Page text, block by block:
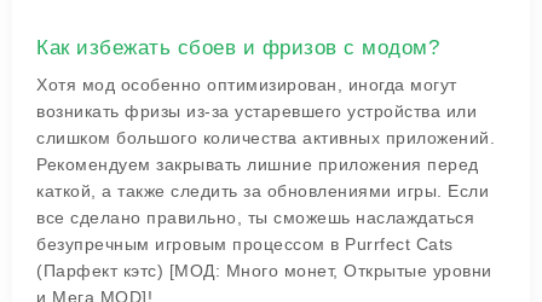
Как избежать сбоев и фризов с модом?
Хотя мод особенно оптимизирован, иногда могут
возникать фризы из-за устаревшего устройства или
слишком большого количества активных приложений.
Рекомендуем закрывать лишние приложения перед
каткой, а также следить за обновлениями игры. Если
все сделано правильно, ты сможешь наслаждаться
безупречным игровым процессом в Purrfect Cats
(Парфект кэтс) [МОД: Много монет, Открытые уровни
и Мега MOD]!